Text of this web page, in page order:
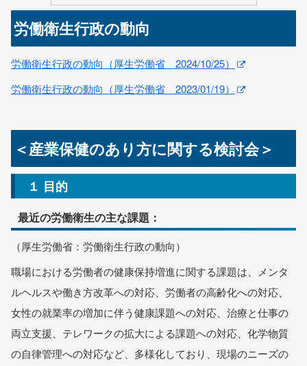
労働衛生行政の動向
労働衛生行政の動向（厚生労働省 2024/10/25）
労働衛生行政の動向（厚生労働省 2023/01/19）
＜産業保健のあり方に関する検討会＞
１ 目的
最近の労働衛生の主な課題：
（厚生労働省：労働衛生行政の動向）
職場における労働者の健康保持増進に関する課題は、メンタ
ルヘルスや働き方改革への対応、労働者の高齢化への対応、
女性の就業率の増加に伴う健康課題への対応、治療と仕事の
両立支援、テレワークの拡大による課題への対応、化学物質
の自律管理への対応など、多様化しており、現場のニーズの